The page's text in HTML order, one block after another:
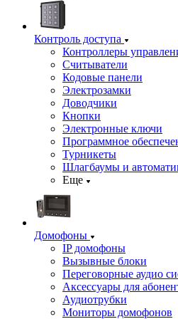
Контроль доступа
Контроллеры
Считыватели
Кодовые панели
Электрозамки
Доводчики
Кнопки
Электронные ключи
Программное
Турникеты
Шлагбаумы и
Еще
Домофоны
IP домофоны
Вызывные блоки
Переговорные аудио
Аксессуары для
Аудиотрубки
Мониторы домофонов